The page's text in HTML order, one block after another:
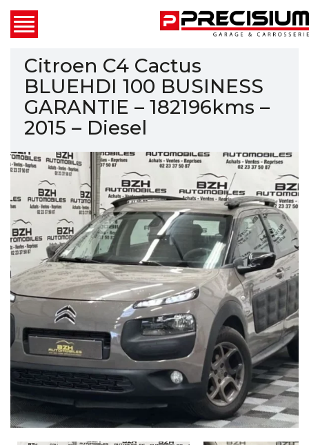
Citroen C4 Cactus
BLUEHDI 100 BUSINESS
GARANTIE – 182196kms –
2015 – Diesel